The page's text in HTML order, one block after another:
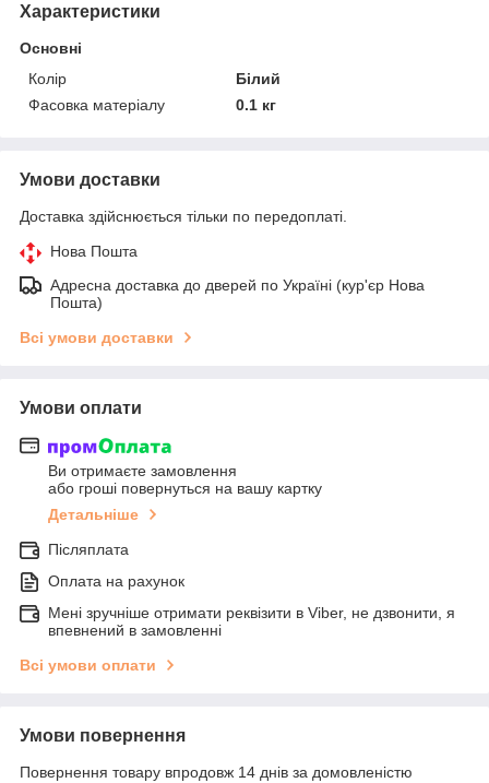
Характеристики
Основні
Колір
Білий
Фасовка матеріалу
0.1 кг
Умови доставки
Доставка здійснюється тільки по передоплаті.
Нова Пошта
Адресна доставка до дверей по Україні (кур'єр Нова
Пошта)
Всі умови доставки
Умови оплати
Ви отримаєте замовлення
або гроші повернуться на вашу картку
Детальніше
Післяплата
Оплата на рахунок
Мені зручніше отримати реквізити в Viber, не дзвонити, я
впевнений в замовленні
Всі умови оплати
Умови повернення
Повернення товару впродовж 14 днів за домовленістю